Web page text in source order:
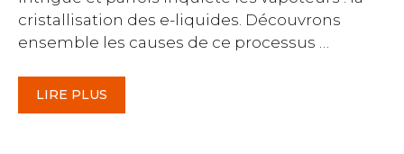
cristallisation des e-liquides. Découvrons
ensemble les causes de ce processus …
LIRE PLUS